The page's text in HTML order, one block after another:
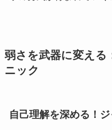
弱さを武器に変える
ニック
自己理解を深める！